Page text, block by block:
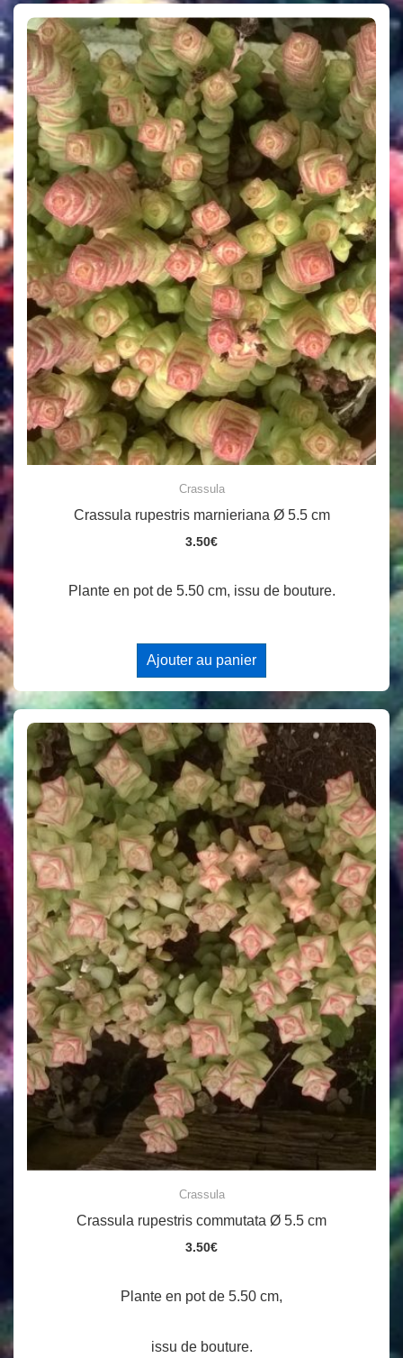
Crassula
Crassula rupestris marnieriana Ø 5.5 cm
3.50€
Plante en pot de 5.50 cm, issu de bouture.
Ajouter au panier
Crassula
Crassula rupestris commutata Ø 5.5 cm
3.50€
Plante en pot de 5.50 cm,
issu de bouture.